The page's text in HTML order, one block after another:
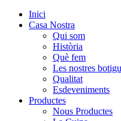
Inici
Casa Nostra
Qui som
Història
Què fem
Les nostres
Qualitat
Esdeveniments
Productes
Nous Productes